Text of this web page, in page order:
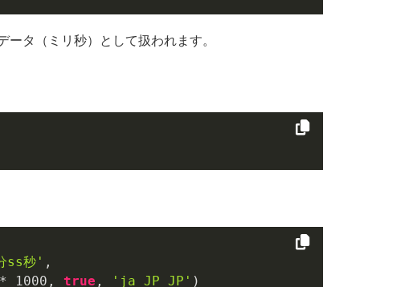
タ（ミリ秒）として扱われます。
ss秒'
1000 , true , 'ja_JP_JP' )